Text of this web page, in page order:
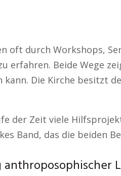
oft durch Workshops,
erfahren. Beide Wege
kann. Die Kirche
der Zeit viele
Band, das die beiden